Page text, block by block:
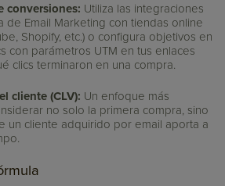
conversiones: Utiliza las integraciones
de Email Marketing con tiendas online
Shopify, etc.) o configura objetivos en
con parámetros UTM en tus enlaces
clics terminaron en una compra.
cliente (CLV): Un enfoque más
no solo la primera compra, sino
un cliente adquirido por email aporta a